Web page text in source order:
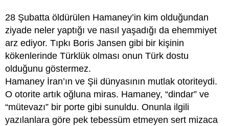
28 Şubatta öldürülen Hamaney’in kim olduğundan
ziyade neler yaptığı ve nasıl yaşadığı da ehemmiyet
arz ediyor. Tıpkı Boris Jansen gibi bir kişinin
kökenlerinde Türklük olması onun Türk dostu
olduğunu göstermez.
Hamaney İran’ın ve Şii dünyasının mutlak otoriteydi.
O otorite artık oğluna miras. Hamaney, “dindar” ve
“mütevazı” bir porte gibi sunuldu. Onunla ilgili
yazılanlara göre pek tebessüm etmeyen sert mizaca